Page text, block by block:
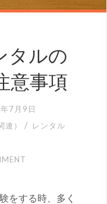
タルの
意事項
7月9日
）
/ レンタル
をする時、多く